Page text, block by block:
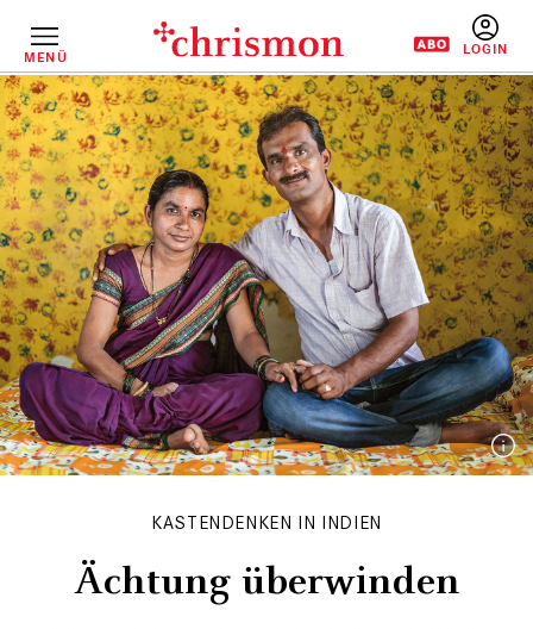
InhaltMENÜ
KASTENDENKEN IN INDIEN
Ächtung überwinden